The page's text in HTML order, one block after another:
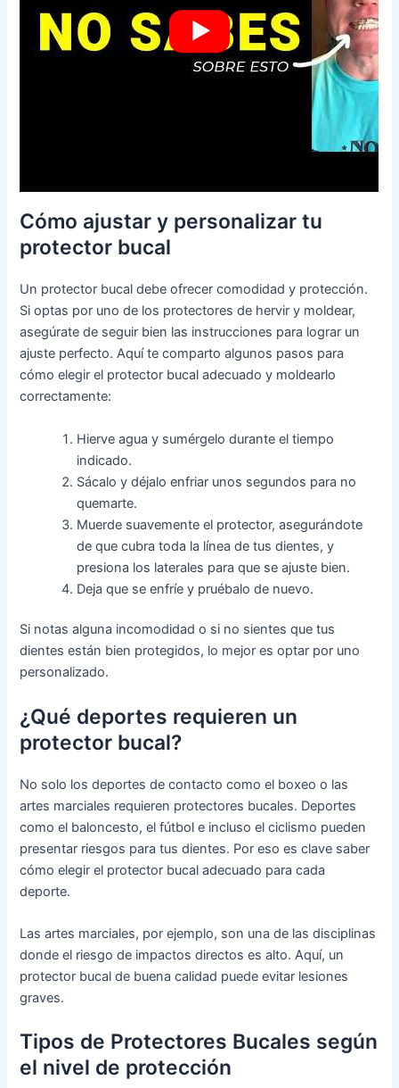
Cómo ajustar y personalizar tu
protector bucal
Un protector bucal debe ofrecer comodidad y protección.
Si optas por uno de los protectores de hervir y moldear,
asegúrate de seguir bien las instrucciones para lograr un
ajuste perfecto. Aquí te comparto algunos pasos para
cómo elegir el protector bucal adecuado y moldearlo
correctamente:
Hierve agua y sumérgelo durante el tiempo
indicado.
Sácalo y déjalo enfriar unos segundos para no
quemarte.
Muerde suavemente el protector, asegurándote
de que cubra toda la línea de tus dientes, y
presiona los laterales para que se ajuste bien.
Deja que se enfríe y pruébalo de nuevo.
Si notas alguna incomodidad o si no sientes que tus
dientes están bien protegidos, lo mejor es optar por uno
personalizado.
¿Qué deportes requieren un
protector bucal?
No solo los deportes de contacto como el boxeo o las
artes marciales requieren protectores bucales. Deportes
como el baloncesto, el fútbol e incluso el ciclismo pueden
presentar riesgos para tus dientes. Por eso es clave saber
cómo elegir el protector bucal adecuado para cada
deporte.
Las artes marciales, por ejemplo, son una de las disciplinas
donde el riesgo de impactos directos es alto. Aquí, un
protector bucal de buena calidad puede evitar lesiones
graves.
Tipos de Protectores Bucales según
el nivel de protección